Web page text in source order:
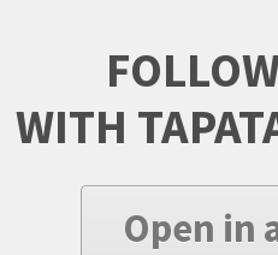
WITH
Open in